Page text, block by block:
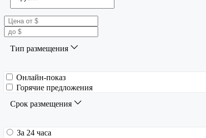
Тип размещения
Онлайн-показ
Горячие предложения
Срок размещения
За 24 часа